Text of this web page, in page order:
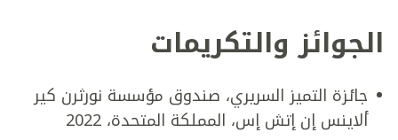
الجوائز والتكريمات
جائزة التميز السريري، صندوق مؤسسة نورثرن كير
ألاينس إن إتش إس، المملكة المتحدة، 2022